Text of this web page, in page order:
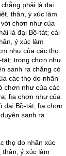
phải là đại
thân, ý xúc làm
chơn như của
là đại Bồ-tát; cái
ý xúc làm
như của các thọ
tát; trong chơn như
sanh ra chẳng có
các thọ do nhãn
chơn như của các
lìa chơn như của
đại Bồ-tát; lìa chơn
sanh ra
thọ do nhãn xúc
thân, ý xúc làm